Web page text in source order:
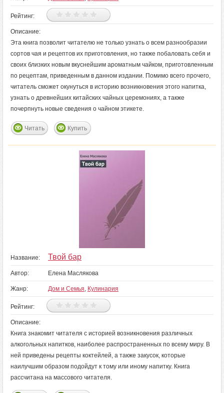
Рейтинг:
Описание:
Эта книга позволит читателю не только узнать о всем разнообразии
сортов чая и рецептов их приготовления, но также побаловать себя и
своих близких новым вкуснейшим ароматным чайком, приготовленным
по рецептам, приведенным в данном издании. Помимо всего прочего,
читатель сможет окунуться в историю возникновения этого напитка,
узнать о древнейших китайских чайных церемониях, а также
почерпнуть новые сведения о чайном этикете.
Читать Купить
Название: Твой бар
Автор: Елена Маслякова
Жанр: Дом и Семья, Кулинария
Рейтинг:
Описание:
Книга знакомит читателя с историей возникновения различных
алкогольных напитков, наиболее распространенных по всему миру. В
ней приведены рецепты коктейлей, а также закусок, которые
наилучшим образом подойдут к тому или иному напитку. Книга
рассчитана на массового читателя.